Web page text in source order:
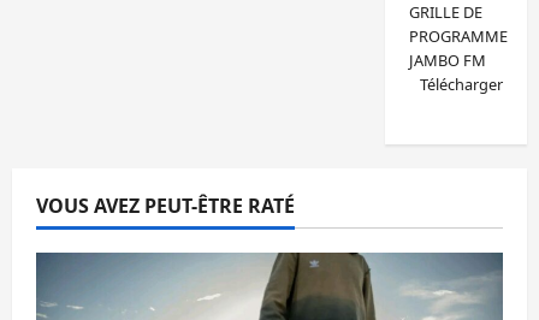
GRILLE DE
PROGRAMME
JAMBO FM
Télécharger
VOUS AVEZ PEUT-ÊTRE RATÉ